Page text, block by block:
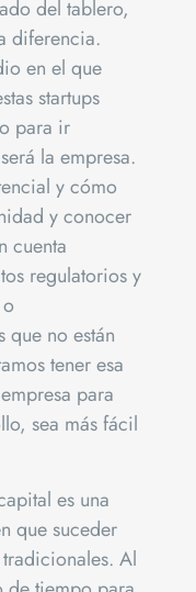
del tablero,
diferencia.
en el que
startups
para ir
la empresa.
y cómo
y conocer
cuenta
regulatorios y
que no están
tener esa
para
sea más fácil
es una
que suceder
Al